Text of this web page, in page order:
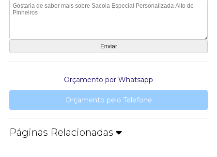
Orçamento por Whatsapp
Orçamento pelo Telefone
Páginas Relacionadas